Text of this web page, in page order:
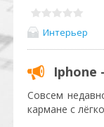
Интерьер
Iphone
Совсем
кармане с